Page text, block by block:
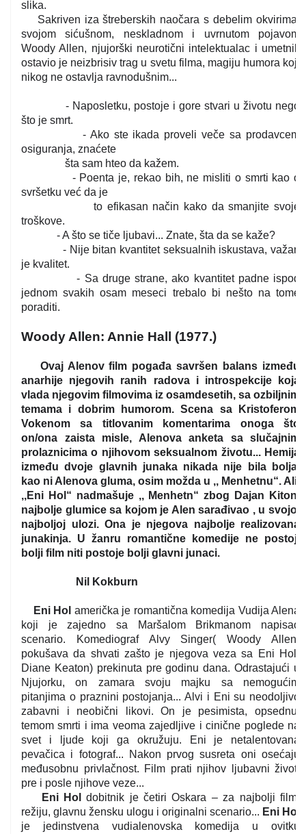
slika.
Sakriven iza štreberskih naočara s debelim okvirima,
svojom sićušnom, neskladnom i uvrnutom pojavom
Woody Allen, njujorški neurotični intelektualac i umetnik
ostavio je neizbrisiv trag u svetu filma, magiju humora koji
nikog ne ostavlja ravnodušnim...
- Naposletku, postoje i gore stvari u životu nego
što je smrt.
- Ako ste ikada proveli veče sa prodavcem
osiguranja, znaćete
šta sam hteo da kažem.
- Poenta je, rekao bih, ne misliti o smrti kao o
svršetku već da je
to efikasan način kako da smanjite svoje
troškove.
- A što se tiče ljubavi... Znate, šta da se kaže?
- Nije bitan kvantitet seksualnih iskustava, važan
je kvalitet.
- Sa druge strane, ako kvantitet padne ispod
jednom svakih osam meseci trebalo bi nešto na tome
poraditi.
Woody Allen: Annie Hall (1977.)
Ovaj Alenov film pogađa savršen balans između
anarhije njegovih ranih radova i introspekcije koja
vlada njegovim filmovima iz osamdesetih, sa ozbiljnim
temama i dobrim humorom. Scena sa Kristoferom
Vokenom sa titlovanim komentarima onoga što
on/ona zaista misle, Alenova anketa sa slučajnim
prolaznicima o njihovom seksualnom životu... Hemija
između dvoje glavnih junaka nikada nije bila bolja,
kao ni Alenova gluma, osim možda u ,, Menhetnu“. Ali,
,,Eni Hol“ nadmašuje ,, Menhetn“ zbog Dajan Kiton,
najbolje glumice sa kojom je Alen sarađivao , u svojoj
najboljoj ulozi. Ona je njegova najbolje realizovana
junakinja. U žanru romantične komedije ne postoji
bolji film niti postoje bolji glavni junaci.
Nil Kokburn
Eni Hol američka je romantična komedija Vudija Alena
koji je zajedno sa Maršalom Brikmanom napisao
scenario. Komediograf Alvy Singer( Woody Allen)
pokušava da shvati zašto je njegova veza sa Eni Hol(
Diane Keaton) prekinuta pre godinu dana. Odrastajući u
Njujorku, on zamara svoju majku sa nemogućim
pitanjima o praznini postojanja... Alvi i Eni su neodoljivo
zabavni i neobični likovi. On je pesimista, opsednut
temom smrti i ima veoma zajedljive i cinične poglede na
svet i ljude koji ga okružuju. Eni je netalentovana
pevačica i fotograf... Nakon prvog susreta oni osećaju
međusobnu privlačnost. Film prati njihov ljubavni život,
pre i posle njihove veze...
Eni Hol
dobitnik je četiri Oskara – za najbolji film,
režiju, glavnu žensku ulogu i originalni scenario... Eni Hol
je jedinstvena vudialenovska komedija u ovitku